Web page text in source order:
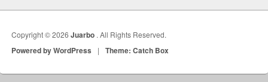
Copyright © 2026Juarbo . All Rights Reserved.
Powered by WordPress | Theme: Catch Box